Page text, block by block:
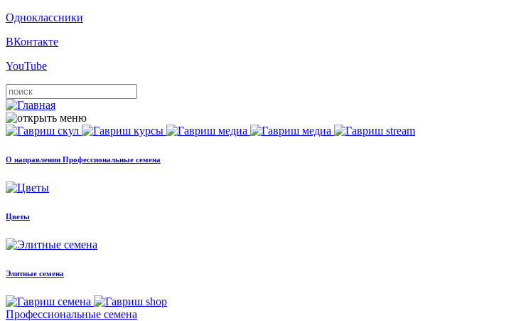
Одноклассники
ВКонтакте
YouTube
О направлении Профессиональные семена
Цветы
Элитные семена
Профессиональные семена